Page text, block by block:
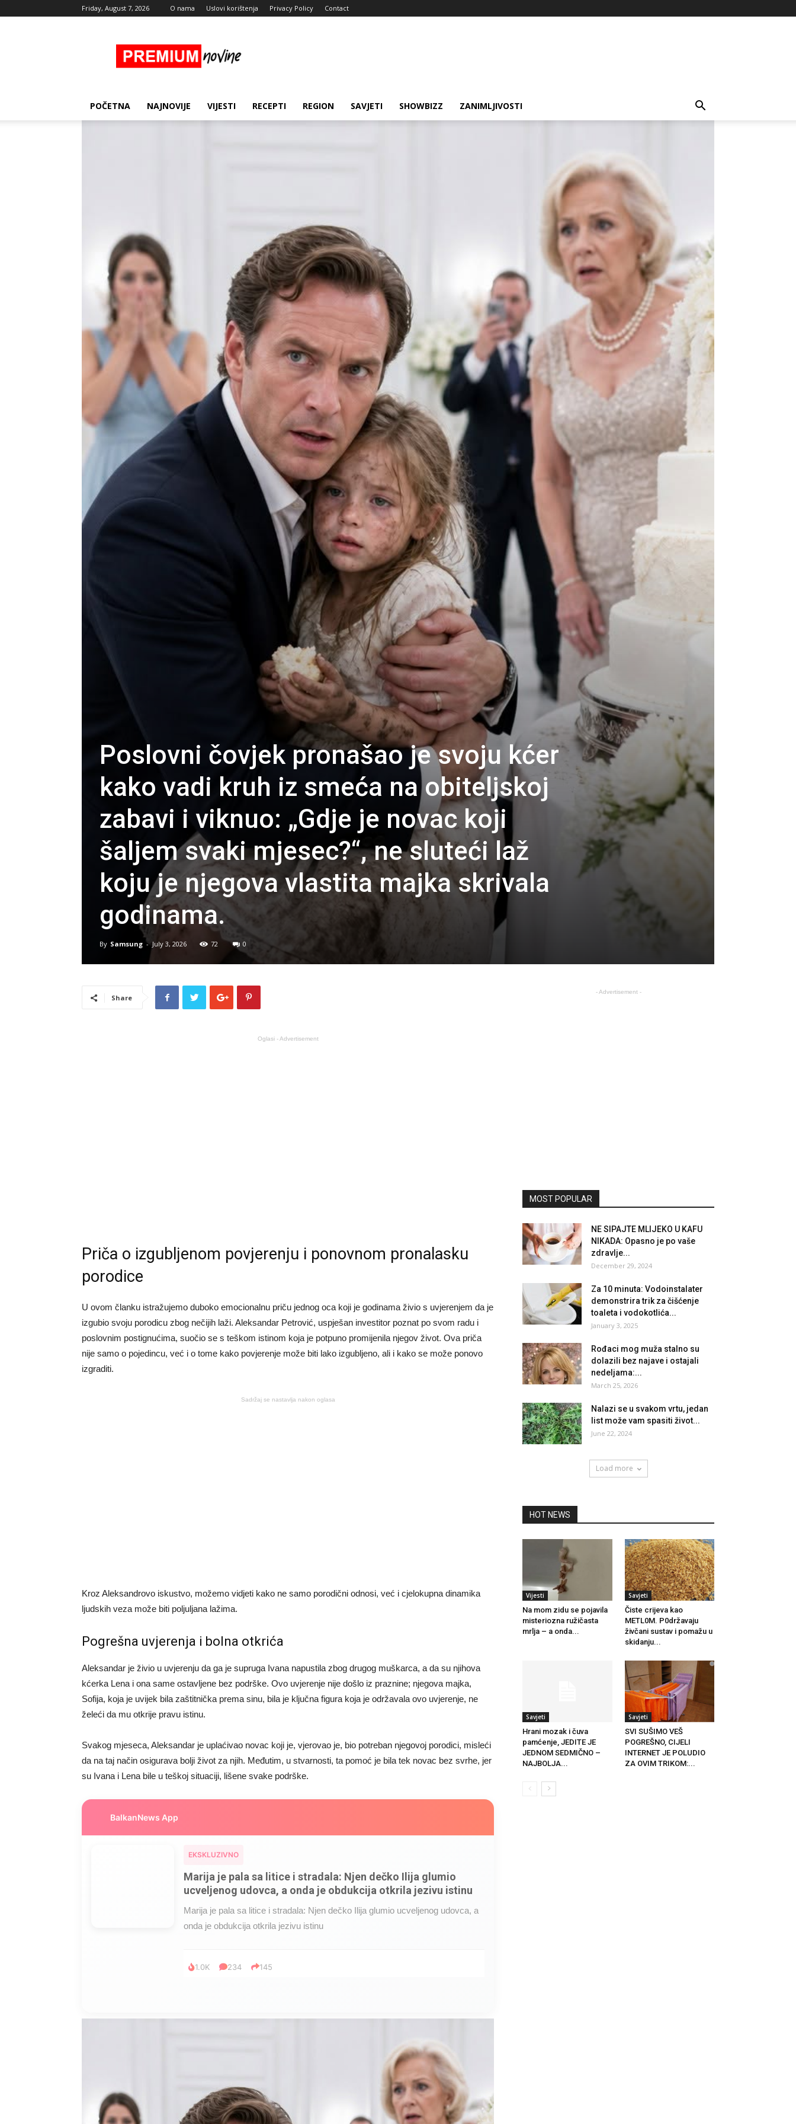
Friday, August 7, 2026 O nama Uslovi korištenja Privacy Policy Contact
Novine
POČETNA NAJNOVIJE VIJESTI RECEPTI REGION SAVJETI SHOWBIZZ ZANIMLJIVOSTI
Poslovni čovjek pronašao je svoju kćer
kako vadi kruh iz smeća na obiteljskoj
zabavi i viknuo: „Gdje je novac koji
šaljem svaki mjesec?“, ne sluteći laž
koju je njegova vlastita majka skrivala
godinama.
By Samsung - July 3, 2026 72 0
Share
Oglasi - Advertisement
Priča o izgubljenom povjerenju i ponovnom pronalasku
porodice
U ovom članku istražujemo duboko emocionalnu priču jednog oca koji je godinama živio s uvjerenjem da je
izgubio svoju porodicu zbog nečijih laži. Aleksandar Petrović, uspješan investitor poznat po svom radu i
poslovnim postignućima, suočio se s teškom istinom koja je potpuno promijenila njegov život. Ova priča
nije samo o pojedincu, već i o tome kako povjerenje može biti lako izgubljeno, ali i kako se može ponovo
izgraditi.
Sadržaj se nastavlja nakon oglasa
Kroz Aleksandrovo iskustvo, možemo vidjeti kako ne samo porodični odnosi, već i cjelokupna dinamika
ljudskih veza može biti poljuljana lažima.
Pogrešna uvjerenja i bolna otkrića
Aleksandar je živio u uvjerenju da ga je supruga Ivana napustila zbog drugog muškarca, a da su njihova
kćerka Lena i ona same ostavljene bez podrške. Ovo uvjerenje nije došlo iz praznine; njegova majka,
Sofija, koja je uvijek bila zaštitnička prema sinu, bila je ključna figura koja je održavala ovo uvjerenje, ne
želeći da mu otkrije pravu istinu.
Svakog mjeseca, Aleksandar je uplaćivao novac koji je, vjerovao je, bio potreban njegovoj porodici, misleći
da na taj način osigurava bolji život za njih. Međutim, u stvarnosti, ta pomoć je bila tek novac bez svrhe, jer
su Ivana i Lena bile u teškoj situaciji, lišene svake podrške.
BalkanNews App
EKSKLUZIVNO
Marija je pala sa litice i stradala: Njen dečko Ilija glumio
ucveljenog udovca, a onda je obdukcija otkrila jezivu istinu
Marija je pala sa litice i stradala: Njen dečko Ilija glumio ucveljenog udovca, a
onda je obdukcija otkrila jezivu istinu
1.0K 234 145
- Advertisement -
MOST POPULAR
NE SIPAJTE MLIJEKO U KAFU
NIKADA: Opasno je po vaše
zdravlje...
December 29, 2024
Za 10 minuta: Vodoinstalater
demonstrira trik za čišćenje
toaleta i vodokotlića...
January 3, 2025
Rođaci mog muža stalno su
dolazili bez najave i ostajali
nedeljama:...
March 25, 2026
Nalazi se u svakom vrtu, jedan
list može vam spasiti život...
June 22, 2024
Load more
HOT NEWS
Vijesti
Na mom zidu se pojavila
misteriozna ružičasta
mrlja – a onda...
Savjeti
Čiste crijeva kao
METL0M. P0državaju
živčani sustav i pomažu u
skidanju...
Savjeti
Hrani mozak i čuva
pamćenje, JEDITE JE
JEDNOM SEDMIČNO –
NAJBOLJA...
Savjeti
SVI SUŠIMO VEŠ
POGREŠNO, CIJELI
INTERNET JE POLUDIO
ZA OVIM TRIKOM:...